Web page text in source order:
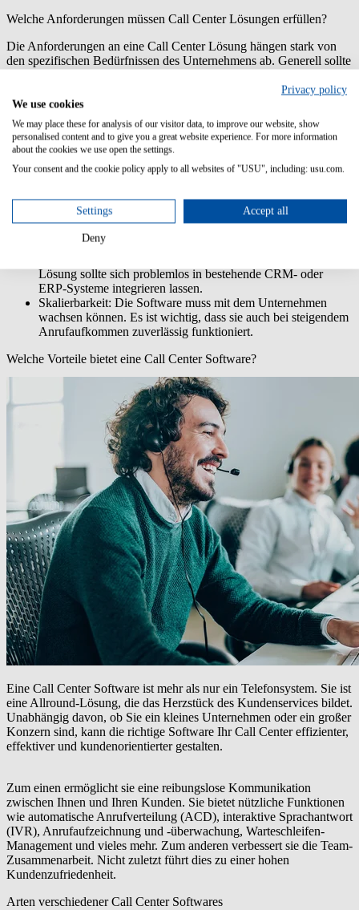
Welche Anforderungen müssen Call Center Lösungen erfüllen?
Die Anforderungen an eine Call Center Lösung hängen stark von
den spezifischen Bedürfnissen des Unternehmens ab. Generell sollte
Anrufverteilung: Die Software sollte in der Lage sein, die
eingehenden Anrufe effizient an die Mitarbeiter zu verteilen.
Aufzeichnung und Speicherung von Anrufdaten
Analyse und Verbesserung der Kundenzufriedenheit ist es
speichern kann.
Datensicherheit
: Es muss ein hohes Maß an Sicherheit
gewährleistet sein, um den Schutz sensibler Kundendaten zu
jeder Zeit sicherzustellen.
Lösung sollte sich problemlos in bestehende CRM- oder
ERP-Systeme integrieren lassen.
Skalierbarkeit: Die Software muss mit dem Unternehmen
wachsen können. Es ist wichtig, dass sie auch bei steigendem
Anrufaufkommen zuverlässig funktioniert.
Welche Vorteile bietet eine Call Center Software?
Eine Call Center Software ist mehr als nur ein Telefonsystem. Sie ist
eine Allround-Lösung, die das Herzstück des Kundenservices bildet.
Unabhängig davon, ob Sie ein kleines Unternehmen oder ein großer
Konzern sind, kann die richtige Software Ihr Call Center effizienter,
effektiver und kundenorientierter gestalten.
Zum einen ermöglicht sie eine reibungslose Kommunikation
zwischen Ihnen und Ihren Kunden. Sie bietet nützliche Funktionen
wie automatische Anrufverteilung (ACD), interaktive Sprachantwort
(IVR), Anrufaufzeichnung und -überwachung, Warteschleifen-
Management und vieles mehr. Zum anderen verbessert sie die Team-
Zusammenarbeit. Nicht zuletzt führt dies zu einer hohen
Kundenzufriedenheit.
Arten verschiedener Call Center Softwares
Privacy policy
We use cookies
We may place these for analysis of our visitor data, to improve our website, show
personalised content and to give you a great website experience. For more information
about the cookies we use open the settings.
Your consent and the cookie policy apply to all websites of "USU", including: usu.com.
Settings Accept all
Deny